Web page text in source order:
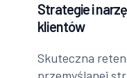
Strategie i
klientów
Skuteczna